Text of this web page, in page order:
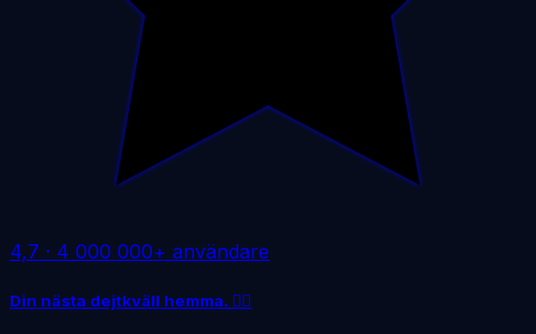
4,7 · 4 000 000+ användare
Din nästa dejtkväll hemma. ❤️‍🔥